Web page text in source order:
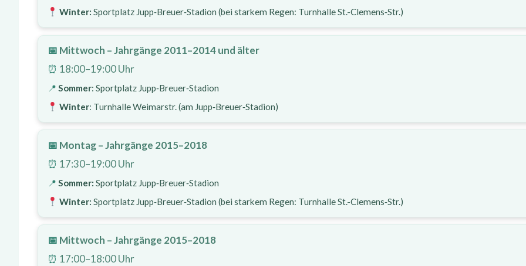
Winter: Sportplatz Jupp‑Breuer‑Stadion (bei starkem Regen: Turnhalle St.-Clemens‑Str.)
Mittwoch – Jahrgänge 2011–2014 und älter
18:00–19:00 Uhr
Sommer: Sportplatz Jupp‑Breuer‑Stadion
Winter: Turnhalle Weimarstr. (am Jupp‑Breuer‑Stadion)
Montag – Jahrgänge 2015–2018
17:30–19:00 Uhr
Sommer: Sportplatz Jupp‑Breuer‑Stadion
Winter: Sportplatz Jupp‑Breuer‑Stadion (bei starkem Regen: Turnhalle St.-Clemens‑Str.)
Mittwoch – Jahrgänge 2015–2018
17:00–18:00 Uhr